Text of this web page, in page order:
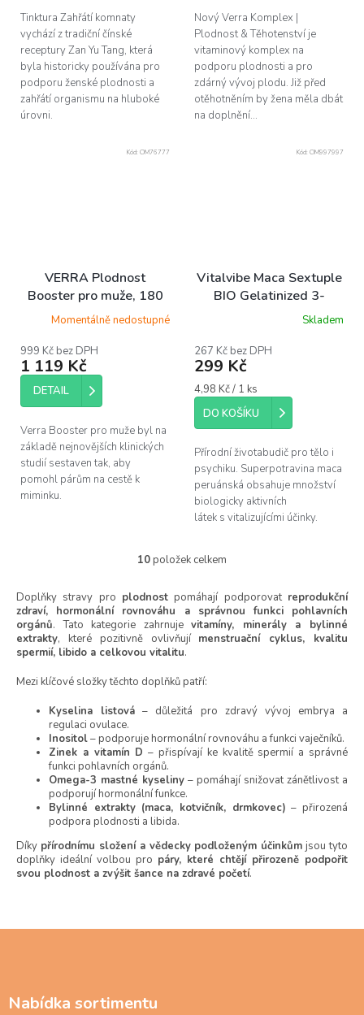
Tinktura Zahřátí komnaty
vychází z tradiční čínské
receptury Zan Yu Tang, která
byla historicky používána pro
podporu ženské plodnosti a
zahřátí organismu na hluboké
úrovni.
Nový Verra Komplex |
Plodnost & Těhotenství je
vitaminový komplex na
podporu plodnosti a pro
zdárný vývoj plodu. Již před
otěhotněním by žena měla dbát
na doplnění...
VERRA Plodnost
Booster pro muže, 180
kapslí
Momentálně nedostupné
999 Kč bez DPH
1 119 Kč
DETAIL
Verra Booster pro muže byl na
základě nejnovějších klinických
studií sestaven tak, aby
pomohl párům na cestě k
miminku.
Kód: OM76777
Vitalvibe Maca Sextuple
BIO Gelatinized 3-
Complex, 60 kapslí
Skladem
267 Kč bez DPH
299 Kč
Měrná
cena:
4,98 Kč / 1 ks
DO KOŠÍKU
Přírodní životabudič pro tělo i
psychiku. Superpotravina maca
peruánská obsahuje množství
biologicky aktivních
látek s vitalizujícími účinky.
Kód: OM997997
O
l
á
d
a
c
p
r
v
k
y
ý
p
i
u
10 položek celkem
Doplňky stravy pro plodnost pomáhají podporovat reprodukční
zdraví, hormonální rovnováhu a správnou funkci pohlavních
orgánů. Tato kategorie zahrnujevitamíny, minerály a bylinné
extrakty, které pozitivně ovlivňují menstruační cyklus, kvalitu
spermií, libido a celkovou vitalitu.
Mezi klíčové složky těchto doplňků patří:
Kyselina listová – důležitá pro zdravý vývoj embrya a
regulaci ovulace.
Inositol– podporuje hormonální rovnováhu a funkci vaječníků.
Zinek a vitamín D – přispívají ke kvalitě spermií a správné
funkci pohlavních orgánů.
Omega-3 mastné kyseliny – pomáhají snižovat zánětlivost a
podporují hormonální funkce.
Bylinné extrakty (maca, kotvičník, drmkovec) – přirozená
podpora plodnosti a libida.
Díky přírodnímu složení a vědecky podloženým účinkům jsou tyto
doplňky ideální volbou pro páry, které chtějí přirozeně podpořit
svou plodnost a zvýšit šance na zdravé početí.
Nabídka sortimentu